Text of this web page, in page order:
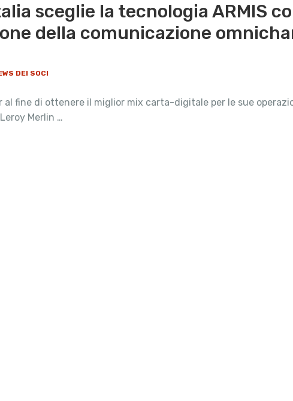
sceglie la tecnologia ARMIS
della comunicazione
DEI SOCI
al fine di ottenere il miglior mix carta-digitale per le sue
Merlin …